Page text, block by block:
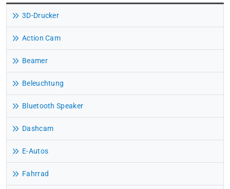
3D-Drucker
Action Cam
Beamer
Beleuchtung
Bluetooth Speaker
Dashcam
E-Autos
Fahrrad